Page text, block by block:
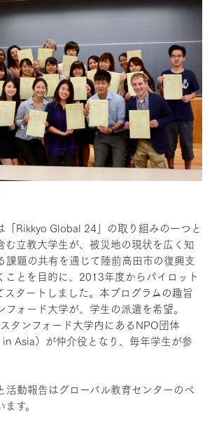
Rikkyo Global 24」の取り組みの一つと
む立教大学生が、被災地の現状を広く知
課題の共有を通じて陸前高田市の復興支
ことを目的に、2013年度からパイロット
スタートしました。本プログラムの趣旨
フォード大学が、学生の派遣を希望。
タンフォード大学内にあるNPO団体
Asia）が仲介役となり、毎年学生が参
動報告はグローバル教育センターのペ
す。